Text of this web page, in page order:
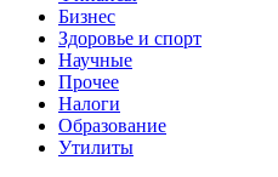
Бизнес
Здоровье и спорт
Научные
Прочее
Налоги
Образование
Утилиты